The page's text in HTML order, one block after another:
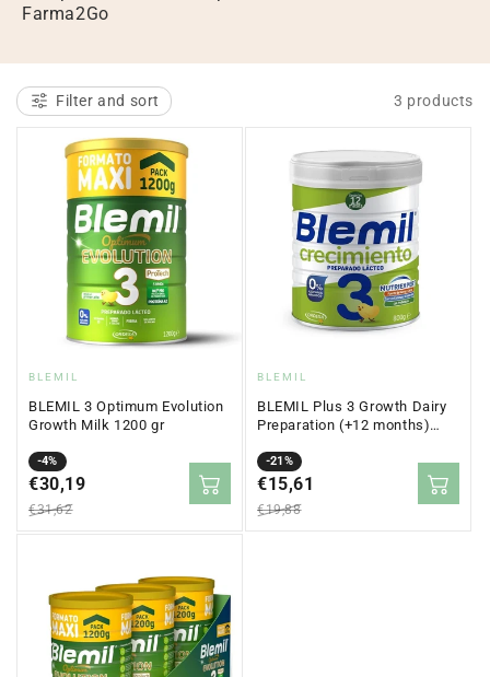
e
c
t
Farma2Go
Filter and sort 3 products
Vendor:
BLEMIL
BLEMIL 3 Optimum Evolution
Growth Milk 1200 gr
-4%
Sale
price
€30,19
Regular
price
€31,62
Vendor:
BLEMIL
BLEMIL Plus 3 Growth Dairy
Preparation (+12 months)
-21%
Sale
price
€15,61
Regular
price
€19,88